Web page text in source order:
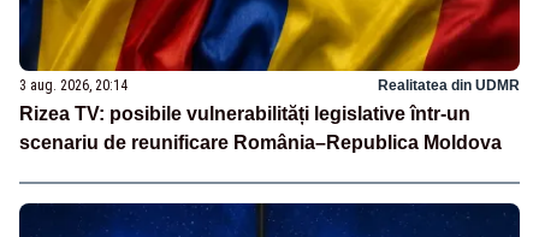
3 aug. 2026, 20:14 Realitatea din UDMR
Rizea TV: posibile vulnerabilități legislative într-un
scenariu de reunificare România–Republica Moldova